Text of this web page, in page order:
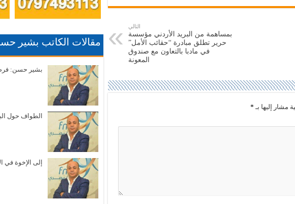
التالي
بمساهمة من البريد الأردني مؤسسة
حرير تطلق مبادرة “حقائب الأمل”
في مادبا بالتعاون مع صندوق
المعونة
مشار إليها بـ *
مقالات الكاتب بشير
بشير حسن:
الطواف حول
إلى الإخوة في